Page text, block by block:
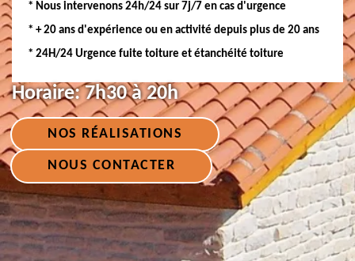
* Nous intervenons 24h/24 sur 7j/7 en cas d'urgence
* + 20 ans d'expérience ou en activité depuis plus de 20 ans
* 24H/24 Urgence fuite toiture et étanchéité toiture
Horaire:7h30 à 20h
NOS RÉALISATIONS
NOUS CONTACTER